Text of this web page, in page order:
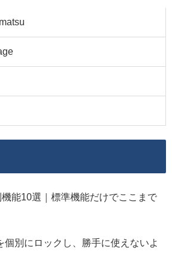
能10選｜標準機能だけでここまで
個別にロックし、勝手に使えないよ